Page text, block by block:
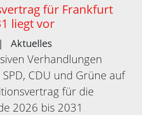
für Frank­furt
liegt vor
| Aktuelles
Verhandlungen
CDU und Grüne auf
für die
2026 bis 2031